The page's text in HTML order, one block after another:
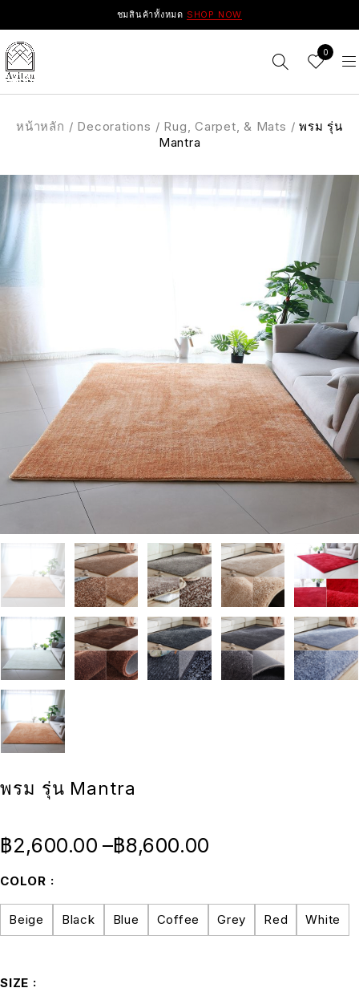
ชมสินค้าทั้งหมด SHOP NOW
0
หน้าหลัก / Decorations / Rug, Carpet, & Mats / พรม รุ่น
Mantra
พรม รุ่น Mantra
฿2,600.00 –฿8,600.00
COLOR
Beige Black Blue Coffee Grey Red White
SIZE